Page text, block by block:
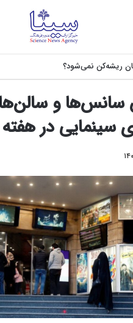
ریشه‌کن نمی‌شود؟
سانس‌ها و
سینمایی در